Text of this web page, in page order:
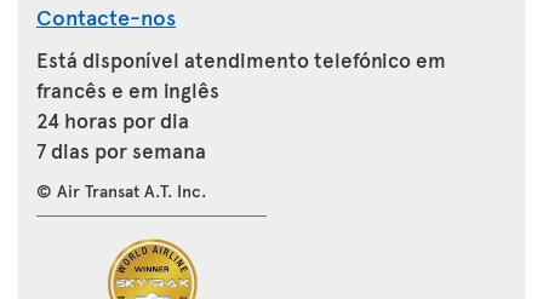
Contacte-nos
Está disponível atendimento telefónico em
francês e em inglês
24 horas por dia
7 dias por semana
© Air Transat A.T. Inc.